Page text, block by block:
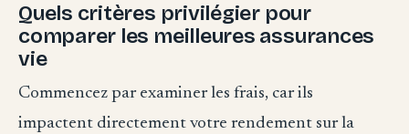
Quels critères privilégier pour
comparer les meilleures assurances
vie
Commencez par examiner les frais, car ils
impactent directement votre rendement sur la